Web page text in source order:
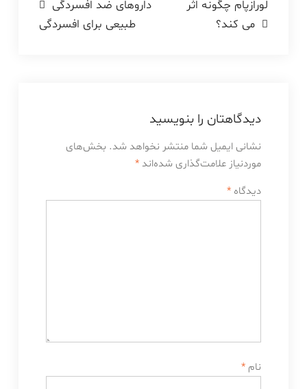
راهبری
نوشته
داروهای ضد افسردگی
طبیعی برای افسردگی
لورازپام چگونه اثر
می کند؟
دیدگاهتان را بنویسید
نشانی ایمیل شما منتشر نخواهد شد. بخش‌های
موردنیاز علامت‌گذاری شده‌اند *
دیدگاه *
نام *